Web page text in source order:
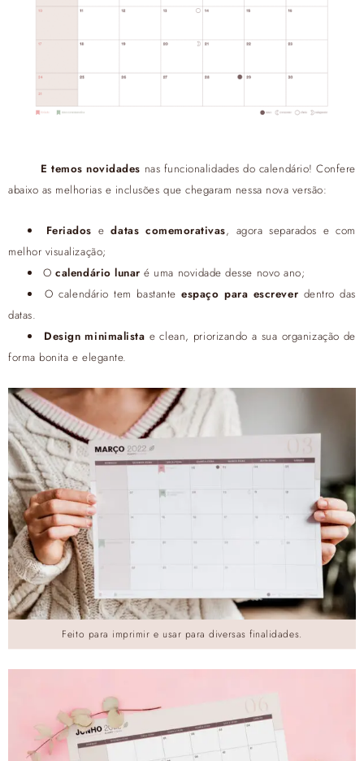
E temos novidades nas funcionalidades do calendário! Confere
abaixo as melhorias e inclusões que chegaram nessa nova versão:
Feriados edatas comemorativas, agora separados e com
melhor visualização;
Ocalendário lunar é uma novidade desse novo ano;
O calendário tem bastanteespaço para escrever dentro das
datas.
Design minimalista e clean, priorizando a sua organização de
forma bonita e elegante.
Feito para imprimir e usar para diversas finalidades.